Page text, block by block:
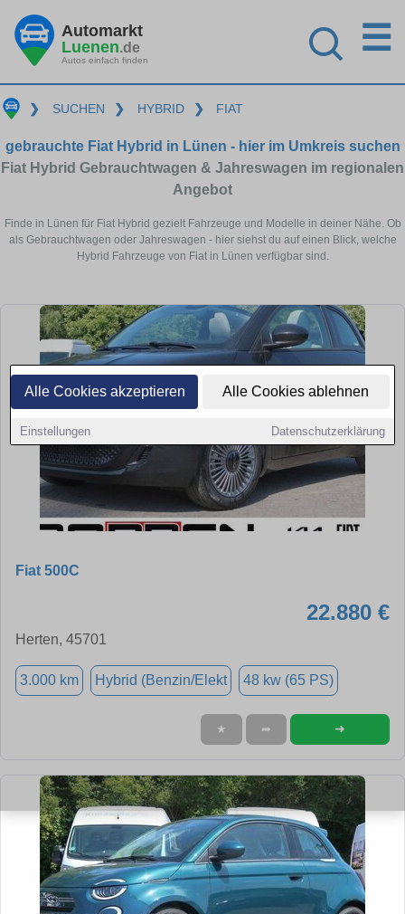
Alle Cookies akzeptieren Alle Cookies ablehnen
Einstellungen Datenschutzerklärung
Automarkt
Luenen.de
Autos einfach finden
☰
❯ SUCHEN ❯ HYBRID ❯ FIAT
gebrauchte Fiat Hybrid in Lünen - hier im Umkreis suchen
Fiat Hybrid Gebrauchtwagen & Jahreswagen im regionalen
Angebot
Finde in Lünen für Fiat Hybrid gezielt Fahrzeuge und Modelle in deiner Nähe. Ob
als Gebrauchtwagen oder Jahreswagen - hier siehst du auf einen Blick, welche
Hybrid Fahrzeuge von Fiat in Lünen verfügbar sind.
Fiat 500C
22.880 €
Herten, 45701
3.000 km Hybrid (Benzin/Elekt 48 kw (65 PS)
★ ➦ ➜